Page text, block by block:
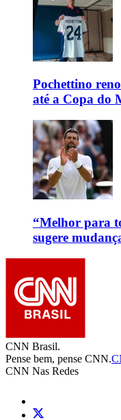
Pochettino
até a Copa do
“Melhor para
sugere
CNN Brasil.
Pense bem, pense CNN.
CNN Nas Redes